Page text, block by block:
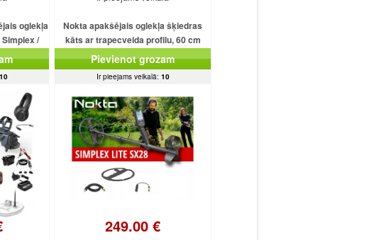
oglekļa
/
10
Nokta apakšējais oglekļa šķiedras
kāts ar trapecveida profilu, 60 cm
Pievienot grozam
Ir pieejams veikalā: 10
249.00 €